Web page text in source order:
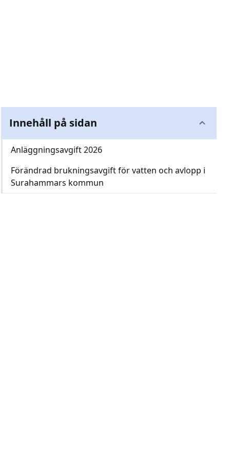
Innehåll på sidan
Anläggningsavgift 2026
Förändrad brukningsavgift för vatten och avlopp i
Surahammars kommun